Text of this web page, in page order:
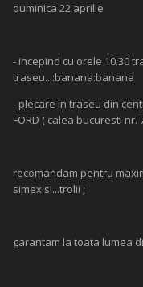
duminica 22 aprilie
- incepind cu orele 10.30
traseu...:banana:banana
- plecare in traseu din
FORD ( calea bucuresti nr.
recomandam pentru
simex si...trolii ;
garantam la toata lumea